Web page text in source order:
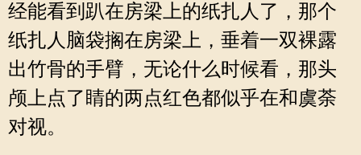
经能看到趴在房梁上的纸扎人了，那个
纸扎人脑袋搁在房梁上，垂着一双裸露
出竹骨的手臂，无论什么时候看，那头
颅上点了睛的两点红色都似乎在和虞荼
对视。